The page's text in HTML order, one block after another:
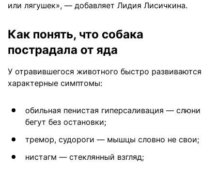
или лягушек», — добавляет Лидия Лисичкина.
Как понять, что собака
пострадала от яда
У отравившегося животного быстро развиваются
характерные симптомы:
обильная пенистая гиперсаливация — слюни
бегут без остановки;
тремор, судороги — мышцы словно не свои;
нистагм — стеклянный взгляд;